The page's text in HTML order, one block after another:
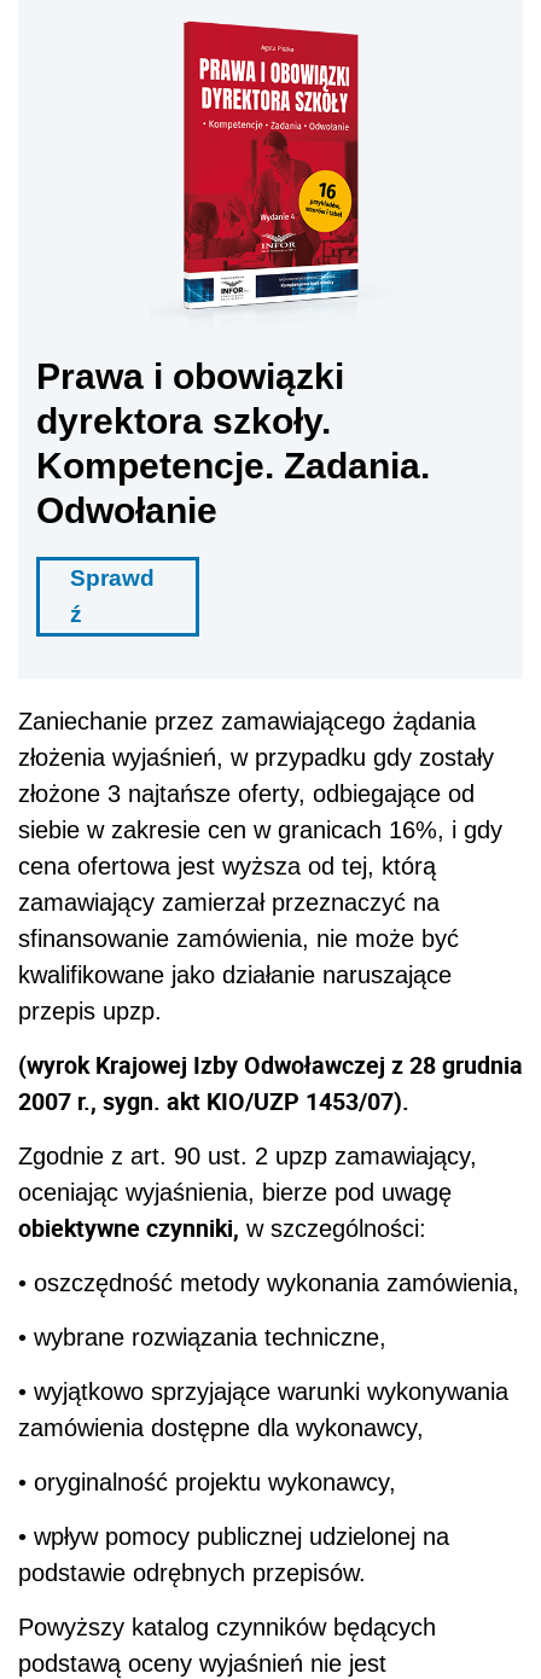
Prawa i obowiązki
dyrektora szkoły.
Kompetencje. Zadania.
Odwołanie
Sprawd
ź
Zaniechanie przez zamawiającego żądania
złożenia wyjaśnień, w przypadku gdy zostały
złożone 3 najtańsze oferty, odbiegające od
siebie w zakresie cen w granicach 16%, i gdy
cena ofertowa jest wyższa od tej, którą
zamawiający zamierzał przeznaczyć na
sfinansowanie zamówienia, nie może być
kwalifikowane jako działanie naruszające
przepis upzp.
(wyrok Krajowej Izby Odwoławczej z 28 grudnia
2007 r., sygn. akt KIO/UZP 1453/07).
Zgodnie z art. 90 ust. 2 upzp zamawiający,
oceniając wyjaśnienia, bierze pod uwagę
obiektywne czynniki, w szczególności:
• oszczędność metody wykonania zamówienia,
• wybrane rozwiązania techniczne,
• wyjątkowo sprzyjające warunki wykonywania
zamówienia dostępne dla wykonawcy,
• oryginalność projektu wykonawcy,
• wpływ pomocy publicznej udzielonej na
podstawie odrębnych przepisów.
Powyższy katalog czynników będących
podstawą oceny wyjaśnień nie jest